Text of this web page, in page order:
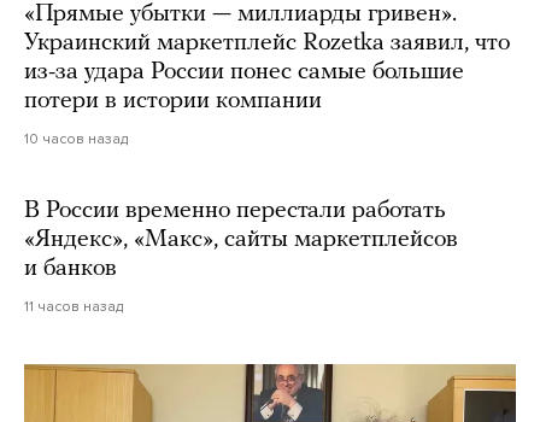
«Прямые убытки — миллиарды гривен».
Украинский маркетплейс Rozetka заявил, что
из-за удара России понес самые большие
потери в истории компании
10 часов назад
В России временно перестали работать
«Яндекс», «Макс», сайты маркетплейсов
и банков
11 часов назад